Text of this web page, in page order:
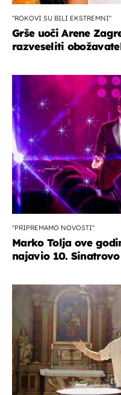
"ROKOVI SU BILI EKSTREMNI"
Grše uoči Arene
razveseliti
''PRIPREMAMO NOVOSTI''
Marko Tolja ove
najavio 10. Sinatrovo